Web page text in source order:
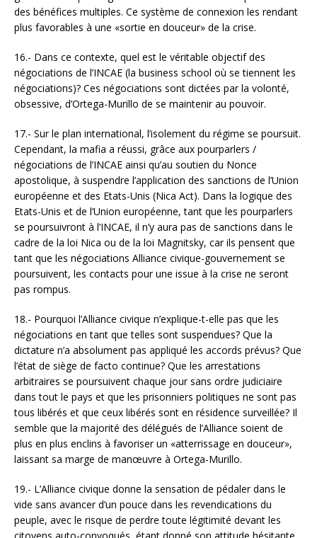
des bénéfices multiples. Ce système de connexion les rendant
plus favorables à une «sortie en douceur» de la crise.
16.- Dans ce contexte, quel est le véritable objectif des
négociations de l’INCAE (la business school où se tiennent les
négociations)? Ces négociations sont dictées par la volonté,
obsessive, d’Ortega-Murillo de se maintenir au pouvoir.
17.- Sur le plan international, l’isolement du régime se poursuit.
Cependant, la mafia a réussi, grâce aux pourparlers /
négociations de l’INCAE ainsi qu’au soutien du Nonce
apostolique, à suspendre l’application des sanctions de l’Union
européenne et des Etats-Unis (Nica Act). Dans la logique des
Etats-Unis et de l’Union européenne, tant que les pourparlers
se poursuivront à l’INCAE, il n’y aura pas de sanctions dans le
cadre de la loi Nica ou de la loi Magnitsky, car ils pensent que
tant que les négociations Alliance civique-gouvernement se
poursuivent, les contacts pour une issue à la crise ne seront
pas rompus.
18.- Pourquoi l’Alliance civique n’explique-t-elle pas que les
négociations en tant que telles sont suspendues? Que la
dictature n’a absolument pas appliqué les accords prévus? Que
l’état de siège de facto continue? Que les arrestations
arbitraires se poursuivent chaque jour sans ordre judiciaire
dans tout le pays et que les prisonniers politiques ne sont pas
tous libérés et que ceux libérés sont en résidence surveillée? Il
semble que la majorité des délégués de l’Alliance soient de
plus en plus enclins à favoriser un «atterrissage en douceur»,
laissant sa marge de manœuvre à Ortega-Murillo.
19.- L’Alliance civique donne la sensation de pédaler dans le
vide sans avancer d’un pouce dans les revendications du
peuple, avec le risque de perdre toute légitimité devant les